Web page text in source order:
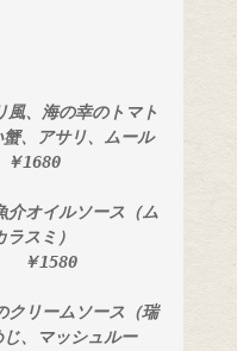
風、海の幸のトマト
、アサリ、ムール
￥1680
介オイルソース（ム
ラスミ）
クリームソース（瑞
、マッシュルー